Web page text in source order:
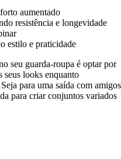
aumentado
resistência e longevidade
estilo e praticidade
seu guarda-roupa é optar por
seus looks enquanto
para uma saída com amigos
para criar conjuntos variados